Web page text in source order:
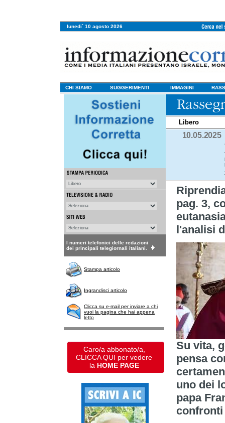
lunedi` 10 agosto 2026
CHI SIAMO SUGGERIMENTI IMMAGINI
I numeri telefonici delle redazioni
dei principali telegiornali italiani.
Stampa articolo
Ingrandisci articolo
Clicca su e-mail per inviare a chi
vuoi la pagina che hai appena
letto
Caro/a abbonato/a,
CLICCA QUI per vedere
la HOME PAGE
Libero
10.05.2025
pag. 3,
l'analisi
Su vita,
pensa
uno dei
papa